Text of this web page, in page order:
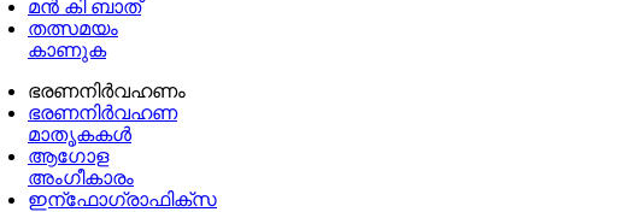
മൻ കി ബാത്
തത്സമയം
കാണുക
ഭരണനിര്‍വഹണം
ഭരണനിര്‍വഹണ
മാതൃകകൾ
ആഗോള
അംഗീകാരം
ഇന്ഫോഗ്രാഫിക്സ